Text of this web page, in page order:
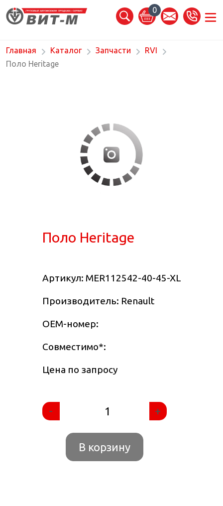
0
Главная Каталог Запчасти
RVI
Поло Heritage
Поло Heritage
Артикул: MER112542-40-45-XL
Производитель: Renault
OEM-номер:
Совместимо*:
Цена по запросу
- +
В корзину